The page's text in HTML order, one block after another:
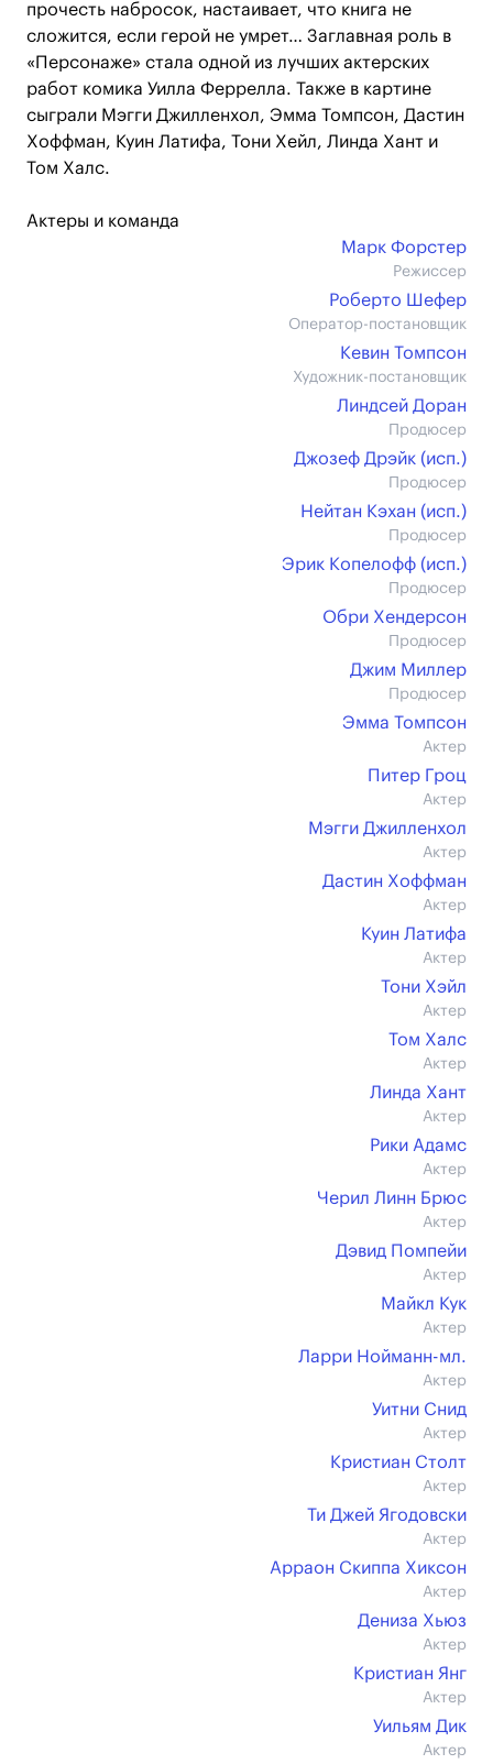
прочесть набросок, настаивает, что книга не
сложится, если герой не умрет… Заглавная роль в
«Персонаже» стала одной из лучших актерских
работ комика Уилла Феррелла. Также в картине
сыграли Мэгги Джилленхол, Эмма Томпсон, Дастин
Хоффман, Куин Латифа, Тони Хейл, Линда Хант и
Том Халс.
Актеры и команда
Марк Форстер
Режиссер
Роберто Шефер
Оператор-постановщик
Кевин Томпсон
Художник-постановщик
Линдсей Доран
Продюсер
Джозеф Дрэйк (иcп.)
Продюсер
Нейтан Кэхан (иcп.)
Продюсер
Эрик Копелофф (иcп.)
Продюсер
Обри Хендерсон
Продюсер
Джим Миллер
Продюсер
Эмма Томпсон
Актер
Питер Гроц
Актер
Мэгги Джилленхол
Актер
Дастин Хоффман
Актер
Куин Латифа
Актер
Тони Хэйл
Актер
Том Халс
Актер
Линда Хант
Актер
Рики Адамс
Актер
Черил Линн Брюс
Актер
Дэвид Помпейи
Актер
Майкл Кук
Актер
Ларри Нойманн-мл.
Актер
Уитни Снид
Актер
Кристиан Столт
Актер
Ти Джей Ягодовски
Актер
Арраон Скиппа Хиксон
Актер
Дениза Хьюз
Актер
Кристиан Янг
Актер
Уильям Дик
Актер